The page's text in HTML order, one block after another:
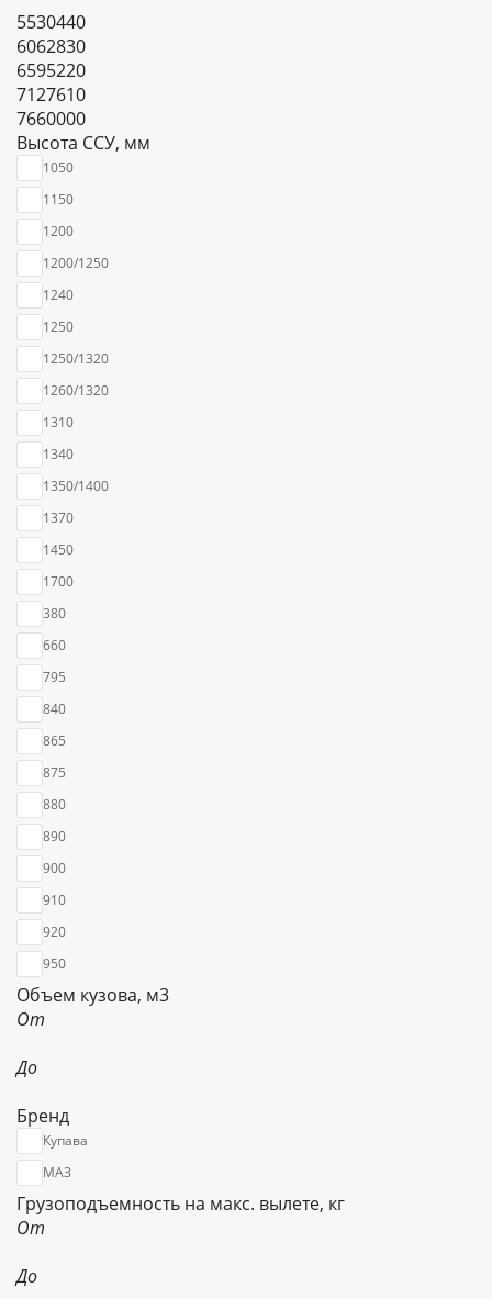
5530440
6062830
6595220
7127610
7660000
Высота ССУ, мм
1050
1150
1200
1200/1250
1240
1250
1250/1320
1260/1320
1310
1340
1350/1400
1370
1450
1700
380
660
795
840
865
875
880
890
900
910
920
950
Объем кузова, м3
От
До
Бренд
Купава
МАЗ
Грузоподъемность на макс. вылете, кг
От
До